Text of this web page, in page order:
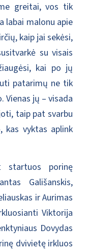
greitai, vos tik
labai malonu apie
kaip jai sekėsi,
su visais
kai po jų
patarimų ne tik
Vienas jų – visada
taip pat svarbu
kas vyktas aplink
startuos porinę
Gališanskis,
ir Aurimas
Viktorija
Dovydas
dvivietę irkluos